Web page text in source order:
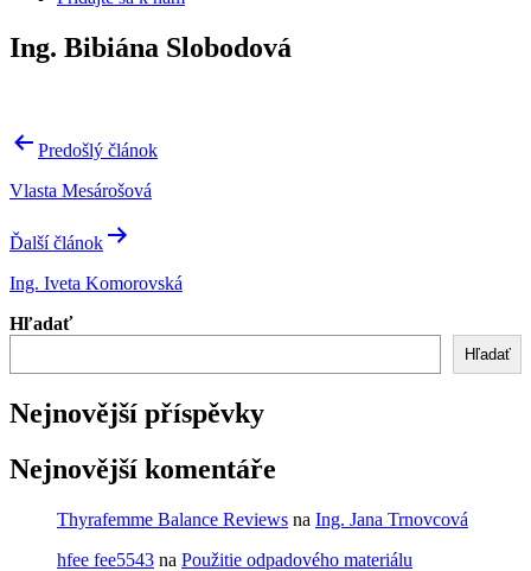
Ing. Bibiána Slobodová
Navigácia
článku
Predošlý článok
Vlasta Mesárošová
Ďalší článok
Ing. Iveta Komorovská
Hľadať
Hľadať
Nejnovější příspěvky
Nejnovější komentáře
Thyrafemme Balance Reviews na Ing. Jana Trnovcová
hfee fee5543 na Použitie odpadového materiálu